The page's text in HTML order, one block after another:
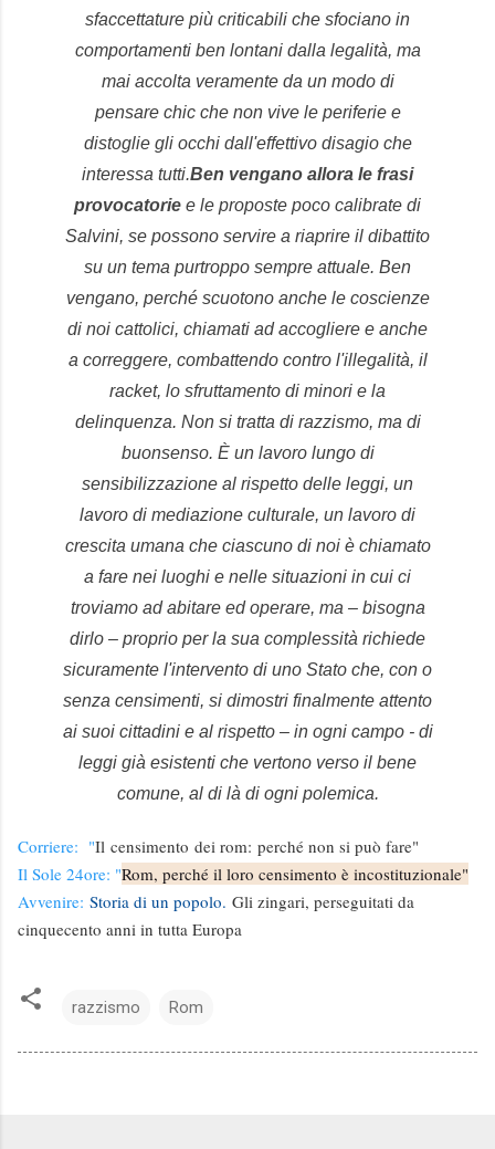
sfaccettature più criticabili che sfociano in
comportamenti ben lontani dalla legalità, ma
mai accolta veramente da un modo di
pensare chic che non vive le periferie e
distoglie gli occhi dall'effettivo disagio che
interessa tutti.Ben vengano allora le frasi
provocatorie e le proposte poco calibrate di
Salvini, se possono servire a riaprire il dibattito
su un tema purtroppo sempre attuale. Ben
vengano, perché scuotono anche le coscienze
di noi cattolici, chiamati ad accogliere e anche
a correggere, combattendo contro l'illegalità, il
racket, lo sfruttamento di minori e la
delinquenza. Non si tratta di razzismo, ma di
buonsenso. È un lavoro lungo di
sensibilizzazione al rispetto delle leggi, un
lavoro di mediazione culturale, un lavoro di
crescita umana che ciascuno di noi è chiamato
a fare nei luoghi e nelle situazioni in cui ci
troviamo ad abitare ed operare, ma – bisogna
dirlo – proprio per la sua complessità richiede
sicuramente l'intervento di uno Stato che, con o
senza censimenti, si dimostri finalmente attento
ai suoi cittadini e al rispetto – in ogni campo - di
leggi già esistenti che vertono verso il bene
comune, al di là di ogni polemica.
Corriere: "Il censimento dei rom: perché non si può fare"
Il Sole 24ore: "Rom, perché il loro censimento è incostituzionale"
Avvenire: Storia di un popolo. Gli zingari, perseguitati da
cinquecento anni in tutta Europa
razzismo Rom